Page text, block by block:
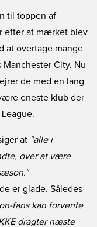
til toppen af
efter at mærket blev
at overtage mange
City. Nu
de med en lang
eneste klub der
at "alle i
over at være
er glade. Således
fans kan forvente
dragter næste